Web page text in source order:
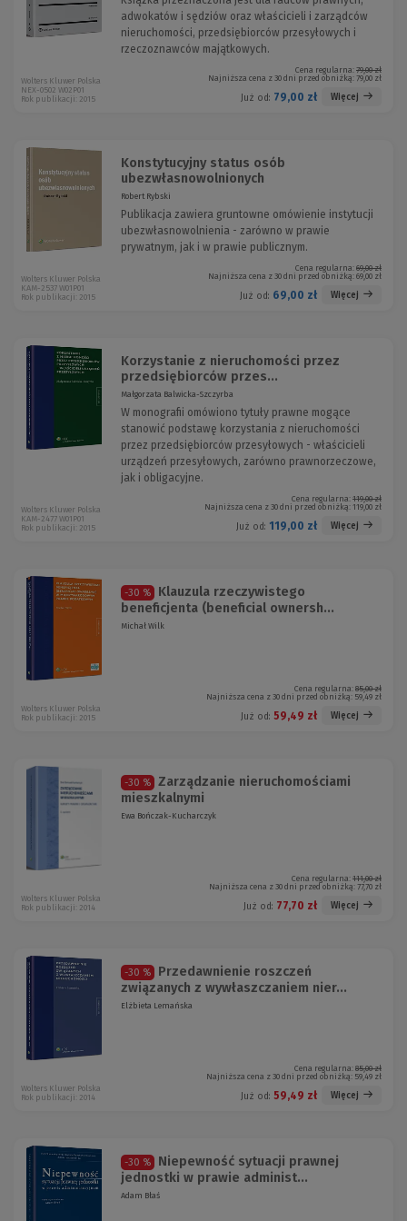
adwokatów i sędziów oraz właścicieli i zarządców
nieruchomości, przedsiębiorców przesyłowych i
rzeczoznawców majątkowych.
Cena regularna: 79,00 zł
Najniższa cena z 30 dni przed obniżką: 79,00 zł
Już od: 79,00 zł Więcej
Wolters Kluwer Polska
NEX-0502 W02P01
Rok publikacji: 2015
Konstytucyjny status osób
ubezwłasnowolnionych
Robert Rybski
Publikacja zawiera gruntowne omówienie instytucji
ubezwłasnowolnienia - zarówno w prawie
prywatnym, jak i w prawie publicznym.
Cena regularna: 69,00 zł
Najniższa cena z 30 dni przed obniżką: 69,00 zł
Już od: 69,00 zł Więcej
Wolters Kluwer Polska
KAM-2537 W01P01
Rok publikacji: 2015
Korzystanie z nieruchomości przez
przedsiębiorców przes...
Małgorzata Balwicka-Szczyrba
W monografii omówiono tytuły prawne mogące
stanowić podstawę korzystania z nieruchomości
przez przedsiębiorców przesyłowych - właścicieli
urządzeń przesyłowych, zarówno prawnorzeczowe,
jak i obligacyjne.
Cena regularna: 119,00 zł
Najniższa cena z 30 dni przed obniżką: 119,00 zł
Już od: 119,00 zł Więcej
Wolters Kluwer Polska
KAM-2477 W01P01
Rok publikacji: 2015
-30 %
Klauzula rzeczywistego
beneficjenta (beneficial ownersh...
Michał Wilk
Cena regularna: 85,00 zł
Najniższa cena z 30 dni przed obniżką: 59,49 zł
Już od: 59,49 zł Więcej
Wolters Kluwer Polska
Rok publikacji: 2015
-30 %
Zarządzanie nieruchomościami
mieszkalnymi
Ewa Bończak-Kucharczyk
Cena regularna: 111,00 zł
Najniższa cena z 30 dni przed obniżką: 77,70 zł
Już od: 77,70 zł Więcej
Wolters Kluwer Polska
Rok publikacji: 2014
-30 %
Przedawnienie roszczeń
związanych z wywłaszczaniem nier...
Elżbieta Lemańska
Cena regularna: 85,00 zł
Najniższa cena z 30 dni przed obniżką: 59,49 zł
Już od: 59,49 zł Więcej
Wolters Kluwer Polska
Rok publikacji: 2014
-30 %
Niepewność sytuacji prawnej
jednostki w prawie administ...
Adam Błaś